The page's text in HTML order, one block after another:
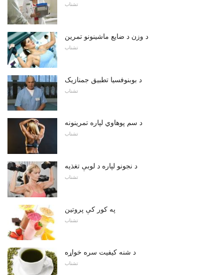
تشناب
د وزن د ضایع ماشینونو تمرین
تشناب
د بوبنوفسیا تطبیق جمنازیک
تشناب
د سم پوهاوي لپاره تمرینونه
تشناب
د نجونو لپاره د لوبې تغذیه
تشناب
په کور کې پروتین
تشناب
د شنه کیفیت سره خواړه
تشناب